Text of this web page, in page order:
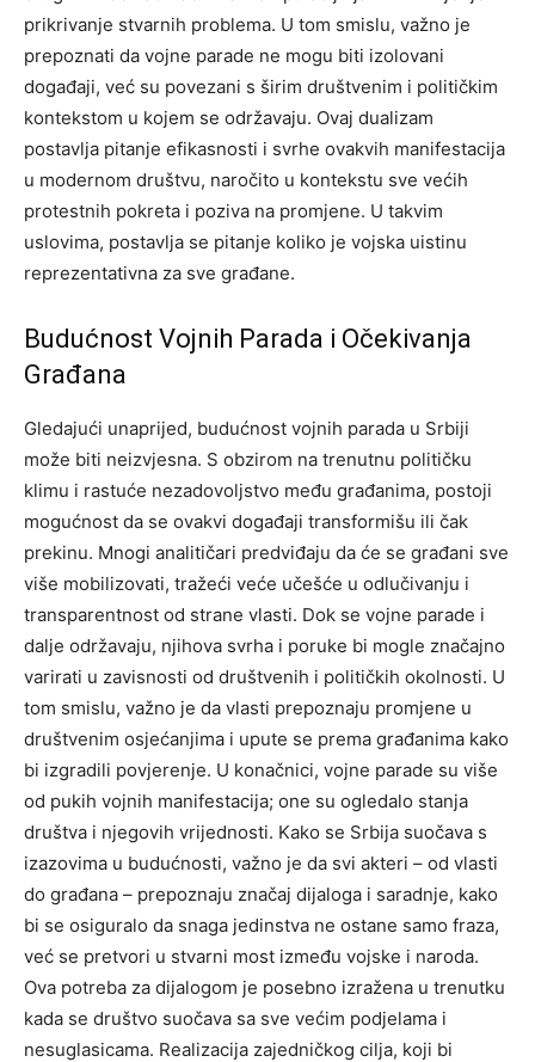
prikrivanje stvarnih problema. U tom smislu, važno je
prepoznati da vojne parade ne mogu biti izolovani
događaji, već su povezani s širim društvenim i političkim
kontekstom u kojem se održavaju. Ovaj dualizam
postavlja pitanje efikasnosti i svrhe ovakvih manifestacija
u modernom društvu, naročito u kontekstu sve većih
protestnih pokreta i poziva na promjene. U takvim
uslovima, postavlja se pitanje koliko je vojska uistinu
reprezentativna za sve građane.
Budućnost Vojnih Parada i Očekivanja
Građana
Gledajući unaprijed, budućnost vojnih parada u Srbiji
može biti neizvjesna. S obzirom na trenutnu političku
klimu i rastuće nezadovoljstvo među građanima, postoji
mogućnost da se ovakvi događaji transformišu ili čak
prekinu. Mnogi analitičari predviđaju da će se građani sve
više mobilizovati, tražeći veće učešće u odlučivanju i
transparentnost od strane vlasti. Dok se vojne parade i
dalje održavaju, njihova svrha i poruke bi mogle značajno
varirati u zavisnosti od društvenih i političkih okolnosti. U
tom smislu, važno je da vlasti prepoznaju promjene u
društvenim osjećanjima i upute se prema građanima kako
bi izgradili povjerenje. U konačnici, vojne parade su više
od pukih vojnih manifestacija; one su ogledalo stanja
društva i njegovih vrijednosti. Kako se Srbija suočava s
izazovima u budućnosti, važno je da svi akteri – od vlasti
do građana – prepoznaju značaj dijaloga i saradnje, kako
bi se osiguralo da snaga jedinstva ne ostane samo fraza,
već se pretvori u stvarni most između vojske i naroda.
Ova potreba za dijalogom je posebno izražena u trenutku
kada se društvo suočava sa sve većim podjelama i
nesuglasicama. Realizacija zajedničkog cilja, koji bi